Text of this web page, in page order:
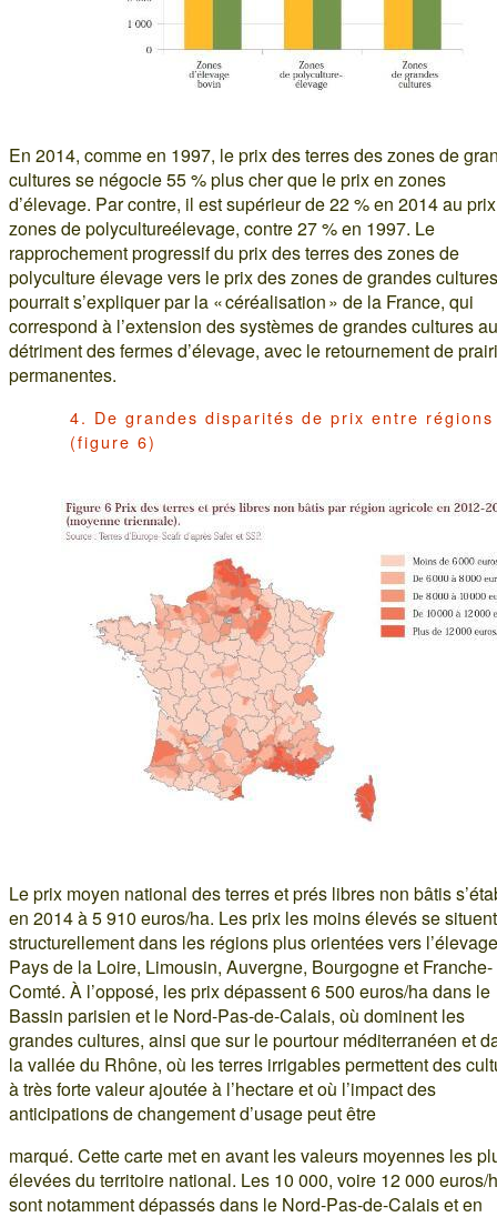
En 2014, comme en 1997, le prix des terres des zones de
cultures se négocie 55 % plus cher que le prix en zones
d’élevage. Par contre, il est supérieur de 22 % en 2014 au
zones de polycultureélevage, contre 27 % en 1997. Le
rapprochement progressif du prix des terres des zones de
polyculture élevage vers le prix des zones de grandes cultures
pourrait s’expliquer par la « céréalisation » de la France, qui
correspond à l’extension des systèmes de grandes cultures au
détriment des fermes d’élevage, avec le retournement de
permanentes.
4. De grandes disparités de prix entre régions
(figure 6)
Le prix moyen national des terres et prés libres non bâtis
en 2014 à 5 910 euros/ha. Les prix les moins élevés se situent
structurellement dans les régions plus orientées vers
Pays de la Loire, Limousin, Auvergne, Bourgogne et Franche-
Comté. À l’opposé, les prix dépassent 6 500 euros/ha dans le
Bassin parisien et le Nord-Pas-de-Calais, où dominent les
grandes cultures, ainsi que sur le pourtour méditerranéen et
la vallée du Rhône, où les terres irrigables permettent des
à très forte valeur ajoutée à l’hectare et où l’impact des
anticipations de changement d’usage peut être
marqué. Cette carte met en avant les valeurs moyennes les
élevées du territoire national. Les 10 000, voire 12 000 euros/
sont notamment dépassés dans le Nord-Pas-de-Calais et en